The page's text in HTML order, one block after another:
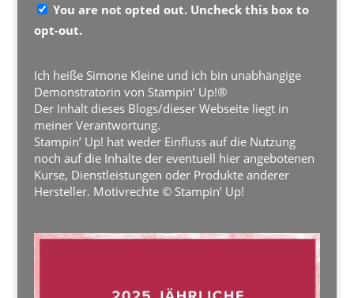
You are not opted out. Uncheck this box to
opt-out.
Ich heiße Simone Kleine und ich bin unabhängige
Demonstratorin von Stampin’ Up!®
Der Inhalt dieses Blogs/dieser Webseite liegt in
meiner Verantwortung.
Stampin’ Up! hat weder Einfluss auf die Nutzung
noch auf die Inhalte der eventuell hier angebotenen
Kurse, Dienstleistungen oder Produkte anderer
Hersteller. Motivrechte © Stampin’ Up!